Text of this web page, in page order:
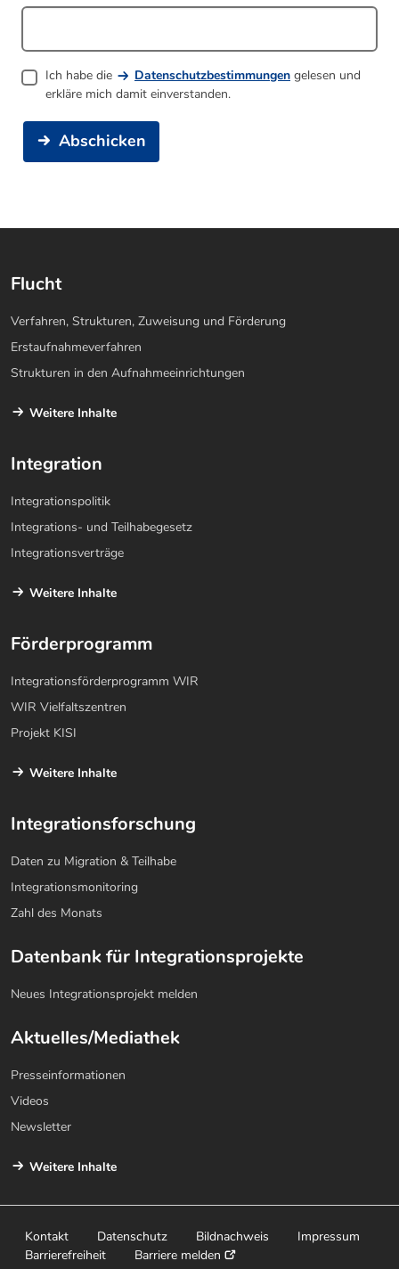
Ich habe die Datenschutzbestimmungen gelesen und
erkläre mich damit einverstanden.
Abschicken
Flucht
Verfahren, Strukturen, Zuweisung und Förderung
Erstaufnahmeverfahren
Strukturen in den Aufnahmeeinrichtungen
Weitere Inhalte
Integration
Integrationspolitik
Integrations- und Teilhabegesetz
Integrationsverträge
Weitere Inhalte
Förderprogramm
Integrationsförderprogramm WIR
WIR Vielfaltszentren
Projekt KISI
Weitere Inhalte
Integrationsforschung
Daten zu Migration & Teilhabe
Integrationsmonitoring
Zahl des Monats
Datenbank für Integrationsprojekte
Neues Integrationsprojekt melden
Aktuelles/Mediathek
Presseinformationen
Videos
Newsletter
Weitere Inhalte
Kontakt Datenschutz Bildnachweis
Impressum
Barrierefreiheit
Barriere melden